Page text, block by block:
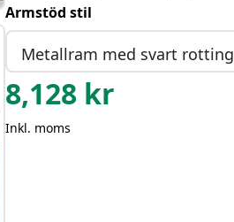
Armstöd stil
Metallram med svart rotting
8,128 kr
Inkl. moms